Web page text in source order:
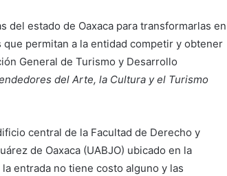
del estado de Oaxaca para transformarlas en
permitan a la entidad competir y obtener
General de Turismo y Desarrollo
del Arte, la Cultura y el Turismo
central de la Facultad de Derecho y
de Oaxaca (UABJO) ubicado en la
entrada no tiene costo alguno y las